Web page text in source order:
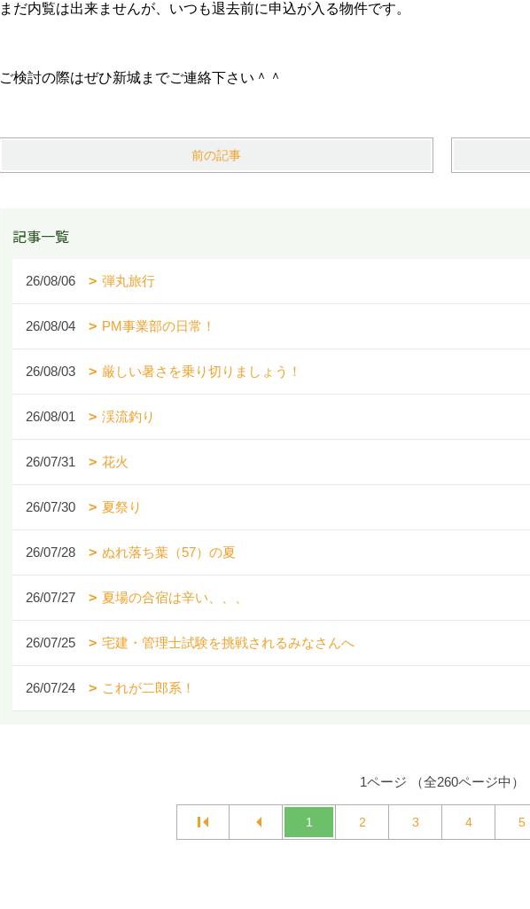
まだ内覧は出来ませんが、いつも退去前に申込が入る物件です。
ご検討の際はぜひ新城までご連絡下さい＾＾
前の記事
記事一覧
26/08/06 弾丸旅行
26/08/04 PM事業部の日常！
26/08/03 厳しい暑さを乗り切りましょう！
26/08/01 渓流釣り
26/07/31 花火
26/07/30 夏祭り
26/07/28 ぬれ落ち葉（57）の夏
26/07/27 夏場の合宿は辛い、、、
26/07/25 宅建・管理士試験を挑戦されるみなさんへ
26/07/24 これが二郎系！
1ページ （全260ページ中）
1 2 3 4 5